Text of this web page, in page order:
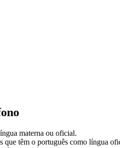
materna ou oficial.
que têm o português como língua